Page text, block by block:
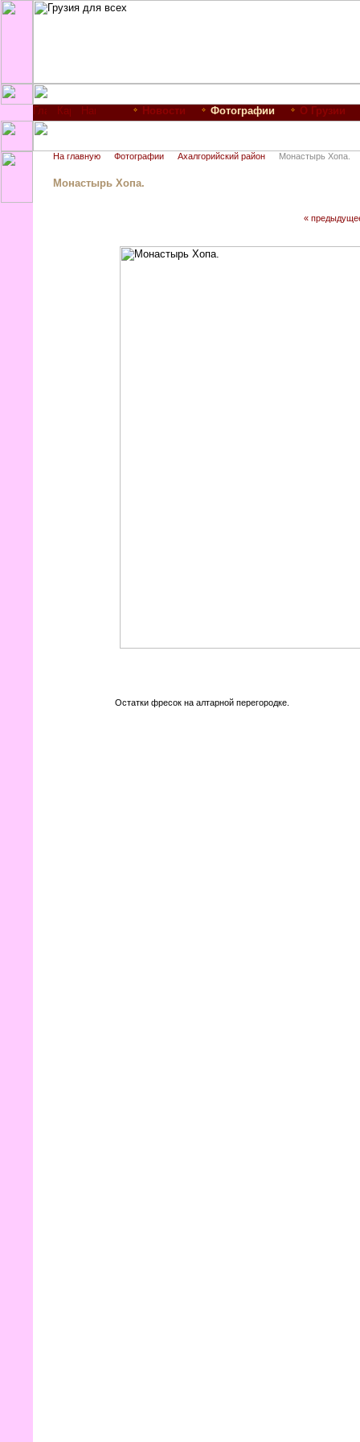
Новости Фотографии О Грузии
На главную Фотографии Ахалгорийский район Монастырь Хопа.
Монастырь Хопа.
«
Остатки фресок на алтарной перегородке.